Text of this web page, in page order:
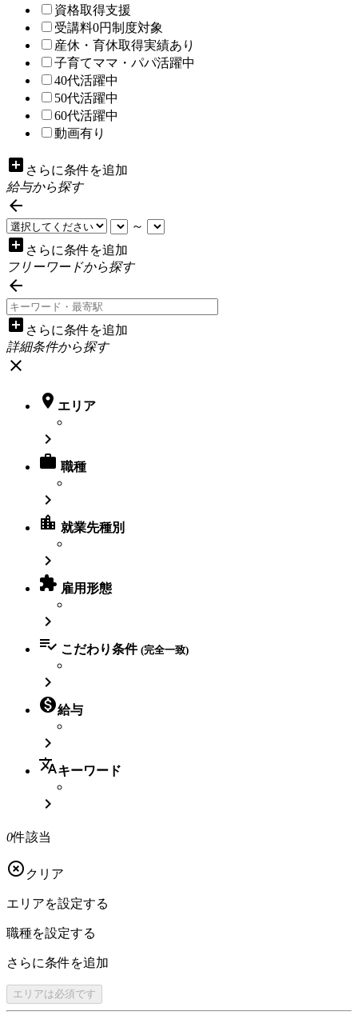
資格取得支援
受講料0円制度対象
産休・育休取得実績あり
子育てママ・パパ活躍中
40代活躍中
50代活躍中
60代活躍中
動画有り
add_box さらに条件を追加
給与から探す

～
add_box さらに条件を追加
フリーワードから探す

add_box さらに条件を追加
詳細条件から探す
close
 エリア

 職種

location_city 就業先種別

 雇用形態

 こだわり条件 (完全一致)

給与

translateキーワード

0件該当
 クリア
エリアを設定する
職種を設定する
さらに条件を追加
エリアは必須です